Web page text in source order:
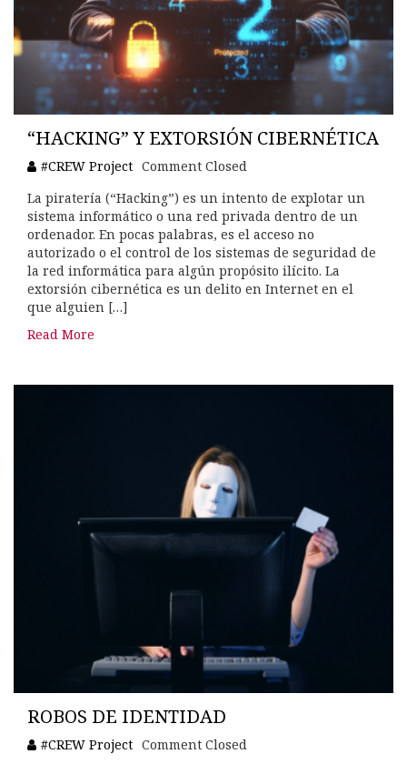
“HACKING” Y EXTORSIÓN CIBERNÉTICA
#CREW Project Comment Closed
La piratería (“Hacking”) es un intento de explotar un
sistema informático o una red privada dentro de un
ordenador. En pocas palabras, es el acceso no
autorizado o el control de los sistemas de seguridad de
la red informática para algún propósito ilícito. La
extorsión cibernética es un delito en Internet en el
que alguien […]
Read More
ROBOS DE IDENTIDAD
#CREW Project Comment Closed